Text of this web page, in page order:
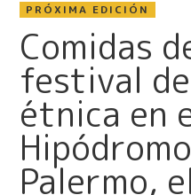
PRÓXIMA EDICIÓN
Comidas
festival
étnica en
Palermo,